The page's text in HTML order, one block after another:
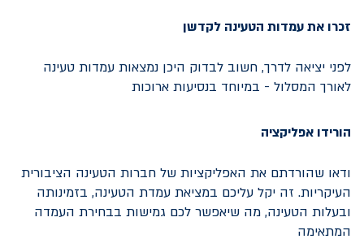
זכרו את עמדות הטעינה לקדשן
לפני יציאה לדרך, חשוב לבדוק היכן נמצאות עמדות טעינה
לאורך המסלול - במיוחד בנסיעות ארוכות
הורידו אפליקציה
ודאו שהורדתם את האפליקציות של חברות הטעינה הציבורית
העיקריות. זה יקל עליכם במציאת עמדת הטעינה, בזמינותה
ובעלות הטעינה, מה שיאפשר לכם גמישות בבחירת העמדה
המתאימה